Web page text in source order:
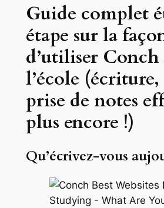
Guide complet
étape sur la
d’utiliser
l’école (écriture,
prise de notes
plus encore !)
Qu’écrivez-vous